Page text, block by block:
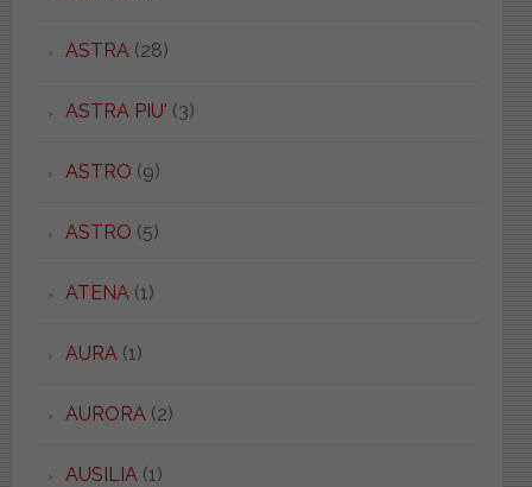
ASTRA (28)
ASTRA PIU' (3)
ASTRO (9)
ASTRO (5)
ATENA (1)
AURA (1)
AURORA (2)
AUSILIA (1)